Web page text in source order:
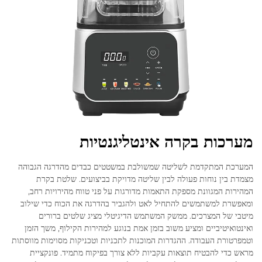
מערכות בקרה אינטליגנטיות
המערכת המתקדמת לשליטה שמשולבת במשטטים כבדים מהדרגה הגבוהה
מצמדת בין נוחות פעולה לבין שליטה מדויקת בביצועים. שלטת בקרת
המהירות המגוונת מספקת התאמות מדורגות על פני טווח מהירויות רחב,
ומאפשרת למשתמשים להתחיל לאט ולהגביר בהדרגה את הכוח כדי שילוב
מיטבי של המצרכים. ממשק המשתמש הדיגיטלי מציג שלטים ברורים
ואינטואיטיביים ומציע משוב בזמן אמת בנוגע למהירות הקילוף, משך הזמן
וטמפרטורת העבודה. ההגדרות המוכנות לתכניות וטכניקות מסוימות מווסתות
מראש כדי להבטיח תוצאות עקביות ללא צורך בפיקוח מתמיד. פונקציית